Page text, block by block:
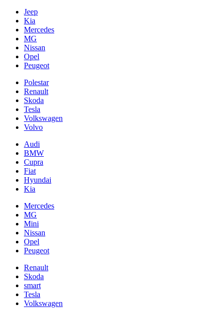
Jeep
Kia
Mercedes
MG
Nissan
Opel
Peugeot
Polestar
Renault
Skoda
Tesla
Volkswagen
Volvo
Audi
BMW
Cupra
Fiat
Hyundai
Kia
Mercedes
MG
Mini
Nissan
Opel
Peugeot
Renault
Skoda
smart
Tesla
Volkswagen